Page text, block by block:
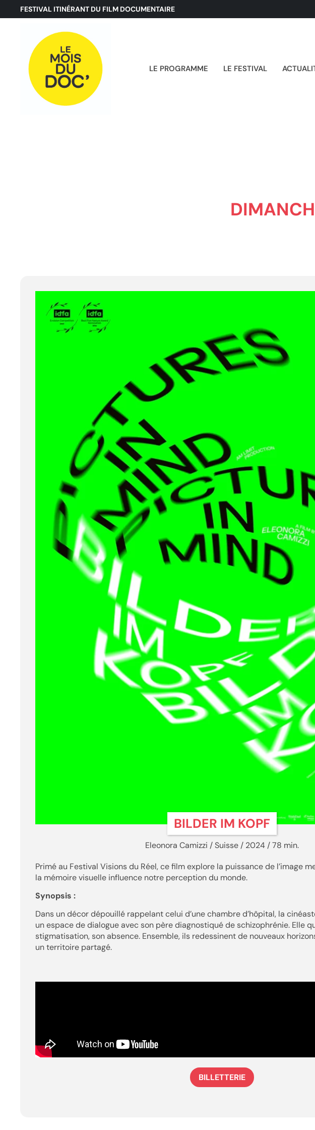
FESTIVAL ITINÉRANT DU FILM DOCUMENTAIRE
LE PROGRAMME LE FESTIVAL
BILDER IM KOPF
Eleonora Camizzi / Suisse / 2024 / 78 min.
Primé au Festival Visions du Réel, ce film explore la puissance de l’image
la mémoire visuelle influence notre perception du monde.
Synopsis :
Dans un décor dépouillé rappelant celui d’une chambre d’hôpital, la
un espace de dialogue avec son père diagnostiqué de schizophrénie. Elle
stigmatisation, son absence. Ensemble, ils redessinent de nouveaux
un territoire partagé.
BILLETTERIE